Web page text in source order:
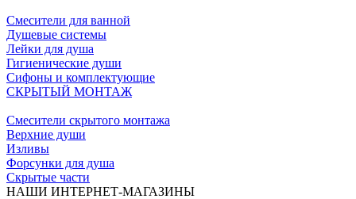
Смесители для ванной
Душевые системы
Лейки для душа
Гигиенические души
Сифоны и комплектующие
СКРЫТЫЙ МОНТАЖ
Смесители скрытого монтажа
Верхние души
Изливы
Форсунки для душа
Скрытые части
НАШИ ИНТЕРНЕТ-МАГАЗИНЫ